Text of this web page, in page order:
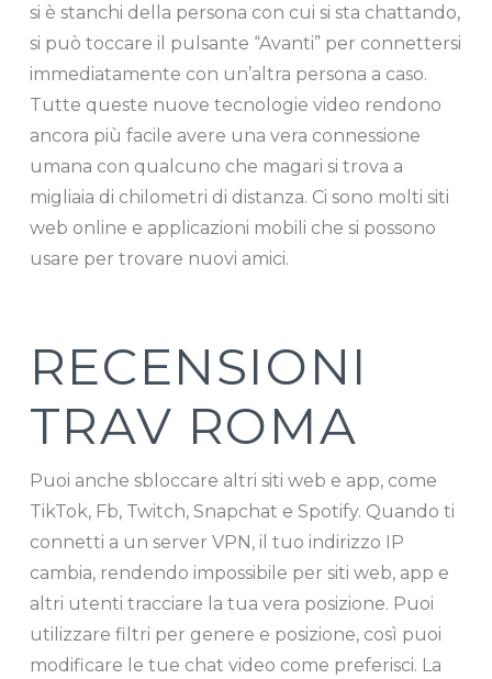
si è stanchi della persona con cui si sta chattando,
si può toccare il pulsante “Avanti” per connettersi
immediatamente con un’altra persona a caso.
Tutte queste nuove tecnologie video rendono
ancora più facile avere una vera connessione
umana con qualcuno che magari si trova a
migliaia di chilometri di distanza. Ci sono molti siti
web online e applicazioni mobili che si possono
usare per trovare nuovi amici.
RECENSIONI
TRAV ROMA
Puoi anche sbloccare altri siti web e app, come
TikTok, Fb, Twitch, Snapchat e Spotify. Quando ti
connetti a un server VPN, il tuo indirizzo IP
cambia, rendendo impossibile per siti web, app e
altri utenti tracciare la tua vera posizione. Puoi
utilizzare filtri per genere e posizione, così puoi
modificare le tue chat video come preferisci. La